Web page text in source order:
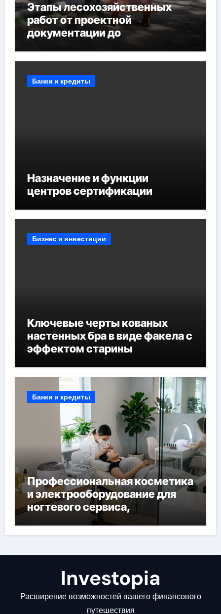
Этапы лесохозяйственных
работ от проектной
документации до
мероприятий и обустройства
Банки и кредиты
Назначение и функции
центров сертификации
Бизнес и инвестиции
Ключевые черты кованых
настенных бра в виде факела с
эффектом старины
Банки и кредиты
Профессиональная косметика
и электрооборудование для
ногтевого сервиса,
наращивания ресниц и
депиляции
Investopia
Расширение возможностей вашего финансового
путешествия